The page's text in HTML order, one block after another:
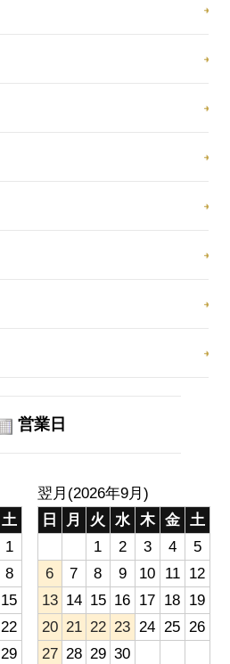
営業日
土
1
8
15
22
29
翌月(2026年9月)
日
月 火 水 木 金
土
1
2 3 4
5
6
7 8 9 10 11
12
13 14 15 16 17 18 19
20 21 22 23 24 25 26
27 28 29 30